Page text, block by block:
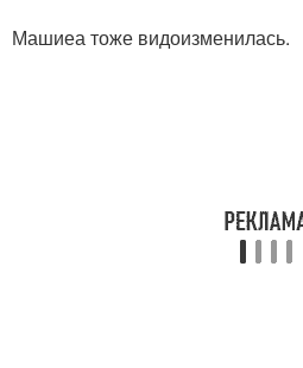
Машиеа тоже видоизменилась.